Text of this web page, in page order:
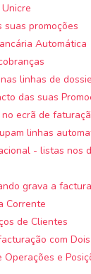
suas promoções
Automática
linhas de
das suas
ecrã de
linhas
- listas nos
grava a factura
Corrente
de Clientes
com
Operações e